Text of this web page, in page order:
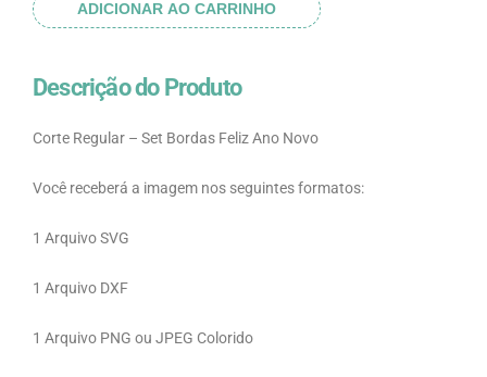
ADICIONAR AO CARRINHO
Descrição do Produto
Corte Regular – Set Bordas Feliz Ano Novo
Você receberá a imagem nos seguintes formatos:
1 Arquivo SVG
1 Arquivo DXF
1 Arquivo PNG ou JPEG Colorido